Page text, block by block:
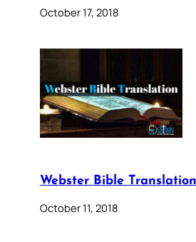
October 17, 2018
Webster Bible Translation
October 11, 2018